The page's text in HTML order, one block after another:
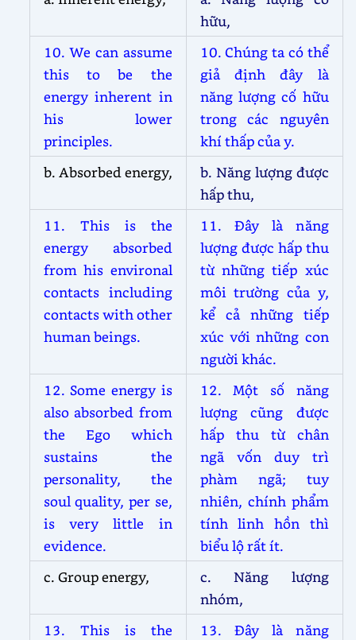
hữu,
10. We can assume
this to be the
energy inherent in
his lower
principles.
10. Chúng ta có thể
giả định đây là
năng lượng cố hữu
trong các nguyên
khí thấp của y.
b. Absorbed energy,
b. Năng lượng được
hấp thu,
11. This is the
energy absorbed
from his environal
contacts including
contacts with other
human beings.
11. Đây là năng
lượng được hấp thu
từ những tiếp xúc
môi trường của y,
kể cả những tiếp
xúc với những con
người khác.
12. Some energy is
also absorbed from
the Ego which
sustains the
personality, the
soul quality, per se,
is very little in
evidence.
12. Một số năng
lượng cũng được
hấp thu từ chân
ngã vốn duy trì
phàm ngã; tuy
nhiên, chính phẩm
tính linh hồn thì
biểu lộ rất ít.
c. Group energy,
c. Năng lượng
nhóm,
13. This is the
13. Đây là năng